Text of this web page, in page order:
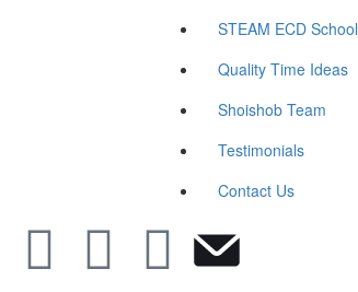
STEAM ECD School
Quality Time Ideas
Shoishob Team
Testimonials
Contact Us